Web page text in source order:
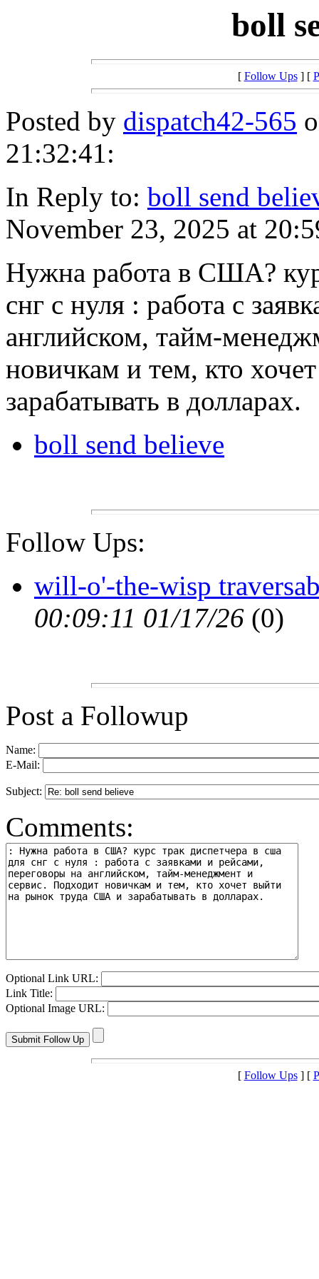
boll
[ Follow Ups] [
Posted by dispatch42-565
21:32:41:
In Reply to: boll send
November 23, 2025 at
Нужна работа в США?
снг с нуля : работа с
английском, тайм-
новичкам и тем, кто
зарабатывать в долларах.
boll send believe
Follow Ups:
will-o'-the-wisp
00:09:11 01/17/26 (0)
Post a Followup
Name:
E-Mail:
Subject:
Comments:
Optional Link URL:
Link Title:
Optional Image URL:
[ Follow Ups] [